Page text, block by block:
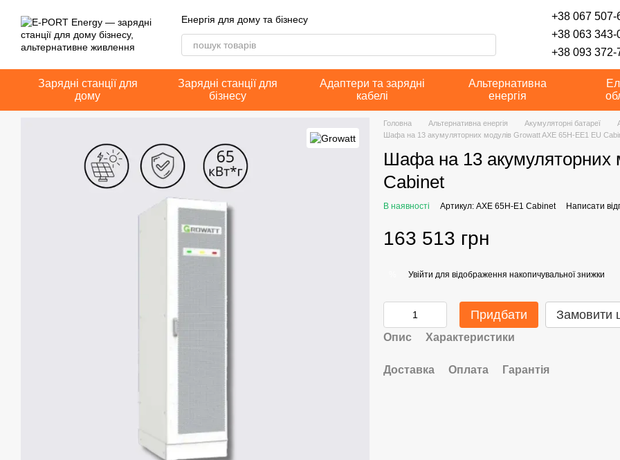
Енергія для дому та бізнесу
+38 067 507-
+38 063 343-
+38 093 372-
Зарядні станції для
дому
Зарядні станції для
бізнесу
Адаптери та зарядні
кабелі
Альтернативна
енергія
Головна Альтернативна енергія Акумуляторні батареї
Шафа на 13 акумуляторних модулів Growatt AXE 65H-EE1 EU
Шафа на 13 акумуляторних
Cabinet
В наявності Артикул: AXE 65H-E1 Cabinet Написати
163 513 грн
Увійти для відображення накопичувальної знижки
Придбати Замовити
Опис Характеристики
Доставка Оплата Гарантія